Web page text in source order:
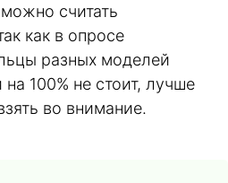
считать
как в опросе
разных моделей
100% не стоит, лучше
во внимание.